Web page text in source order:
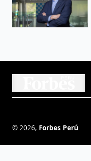
© 2026, Forbes Perú